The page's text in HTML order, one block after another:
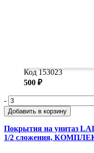
Код 153023
500 ₽
-
Добавить в корзину
Покрытия на унитаз
1/2 сложения,